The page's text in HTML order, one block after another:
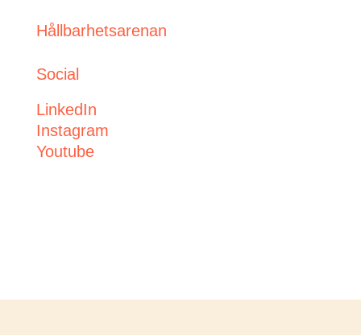
Hållbarhetsarenan
Social
LinkedIn
Instagram
Youtube